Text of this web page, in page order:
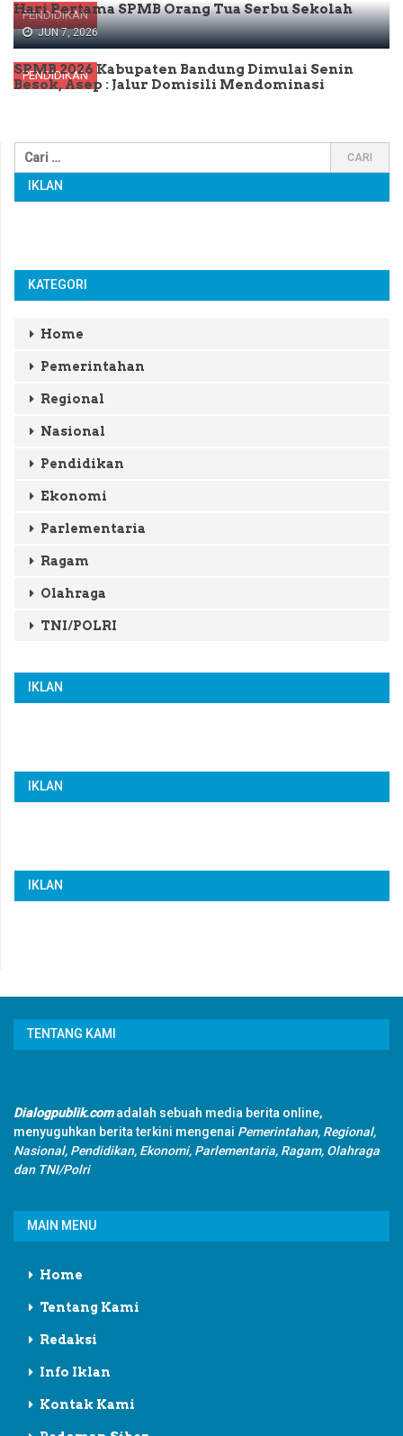
PENDIDIKAN
Hari Pertama SPMB Orang Tua Serbu Sekolah
PENDIDIKAN
JUN 7, 2026
SPMB 2026 Kabupaten Bandung Dimulai Senin
Besok, Asep : Jalur Domisili Mendominasi
IKLAN
KATEGORI
Home
Pemerintahan
Regional
Nasional
Pendidikan
Ekonomi
Parlementaria
Ragam
Olahraga
TNI/POLRI
IKLAN
IKLAN
IKLAN
TENTANG KAMI
Dialogpublik.comadalah sebuah media berita online,
menyuguhkan berita terkini mengenai Pemerintahan, Regional,
Nasional, Pendidikan, Ekonomi, Parlementaria, Ragam, Olahraga
dan TNI/Polri
MAIN MENU
Home
Tentang Kami
Redaksi
Info Iklan
Kontak Kami